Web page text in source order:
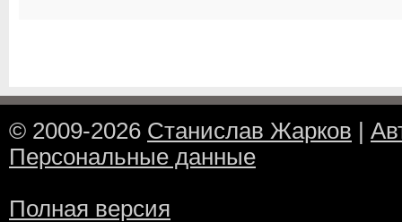
© 2009-2026 Станислав Жарков
Персональные данные
Полная версия